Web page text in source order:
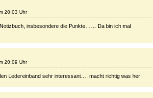
20:03 Uhr
insbesondere die Punkte…… Da bin ich mal
20:09 Uhr
Ledereinband sehr interessant…. macht richtig was her!